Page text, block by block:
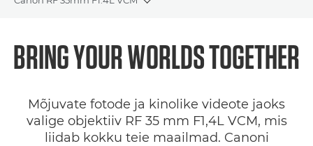
Toggle breadcrumbs
Tehnilised andmed
Galerii
BRING YOUR WORLDSTOGETHER
Mõjuvate fotode ja kinolike videote jaoks
valige objektiiv RF 35 mm F1,4L VCM, mis
liidab kokku teie maailmad. Canoni